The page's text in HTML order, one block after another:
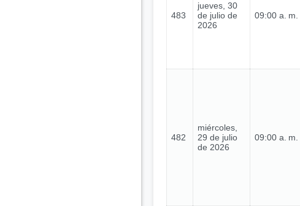
483
jueves, 30
de julio de
2026
09:00 a. m.
482
miércoles,
29 de julio
de 2026
09:00 a. m.